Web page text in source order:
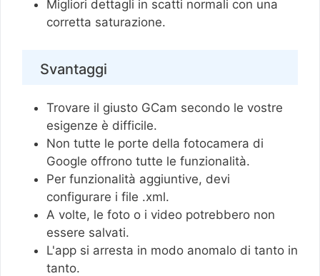
Migliori dettagli in scatti normali con una
corretta saturazione.
Svantaggi
Trovare il giusto GCam secondo le vostre
esigenze è difficile.
Non tutte le porte della fotocamera di
Google offrono tutte le funzionalità.
Per funzionalità aggiuntive, devi
configurare i file .xml.
A volte, le foto o i video potrebbero non
essere salvati.
L'app si arresta in modo anomalo di tanto in
tanto.